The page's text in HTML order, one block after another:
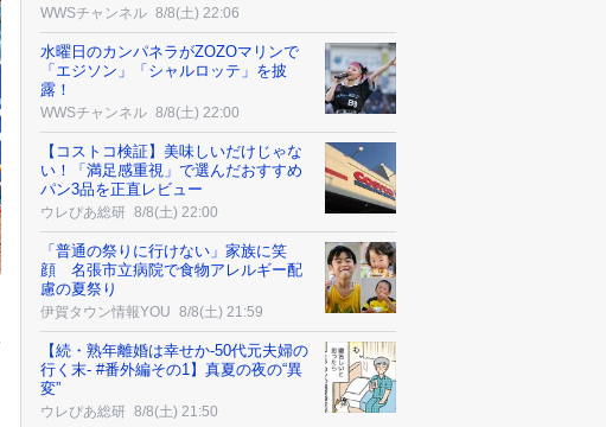
WWSチャンネル 8/8(土) 22:06
水曜日のカンパネラがZOZOマリンで
「エジソン」「シャルロッテ」を披
露！
WWSチャンネル 8/8(土) 22:00
【コストコ検証】美味しいだけじゃな
い！「満足感重視」で選んだおすすめ
パン3品を正直レビュー
ウレぴあ総研 8/8(土) 22:00
「普通の祭りに行けない」家族に笑
顔 名張市立病院で食物アレルギー配
慮の夏祭り
伊賀タウン情報YOU 8/8(土) 21:59
【続・熟年離婚は幸せか-50代元夫婦の
行く末- #番外編その1】真夏の夜の“異
変”
ウレぴあ総研 8/8(土) 21:50